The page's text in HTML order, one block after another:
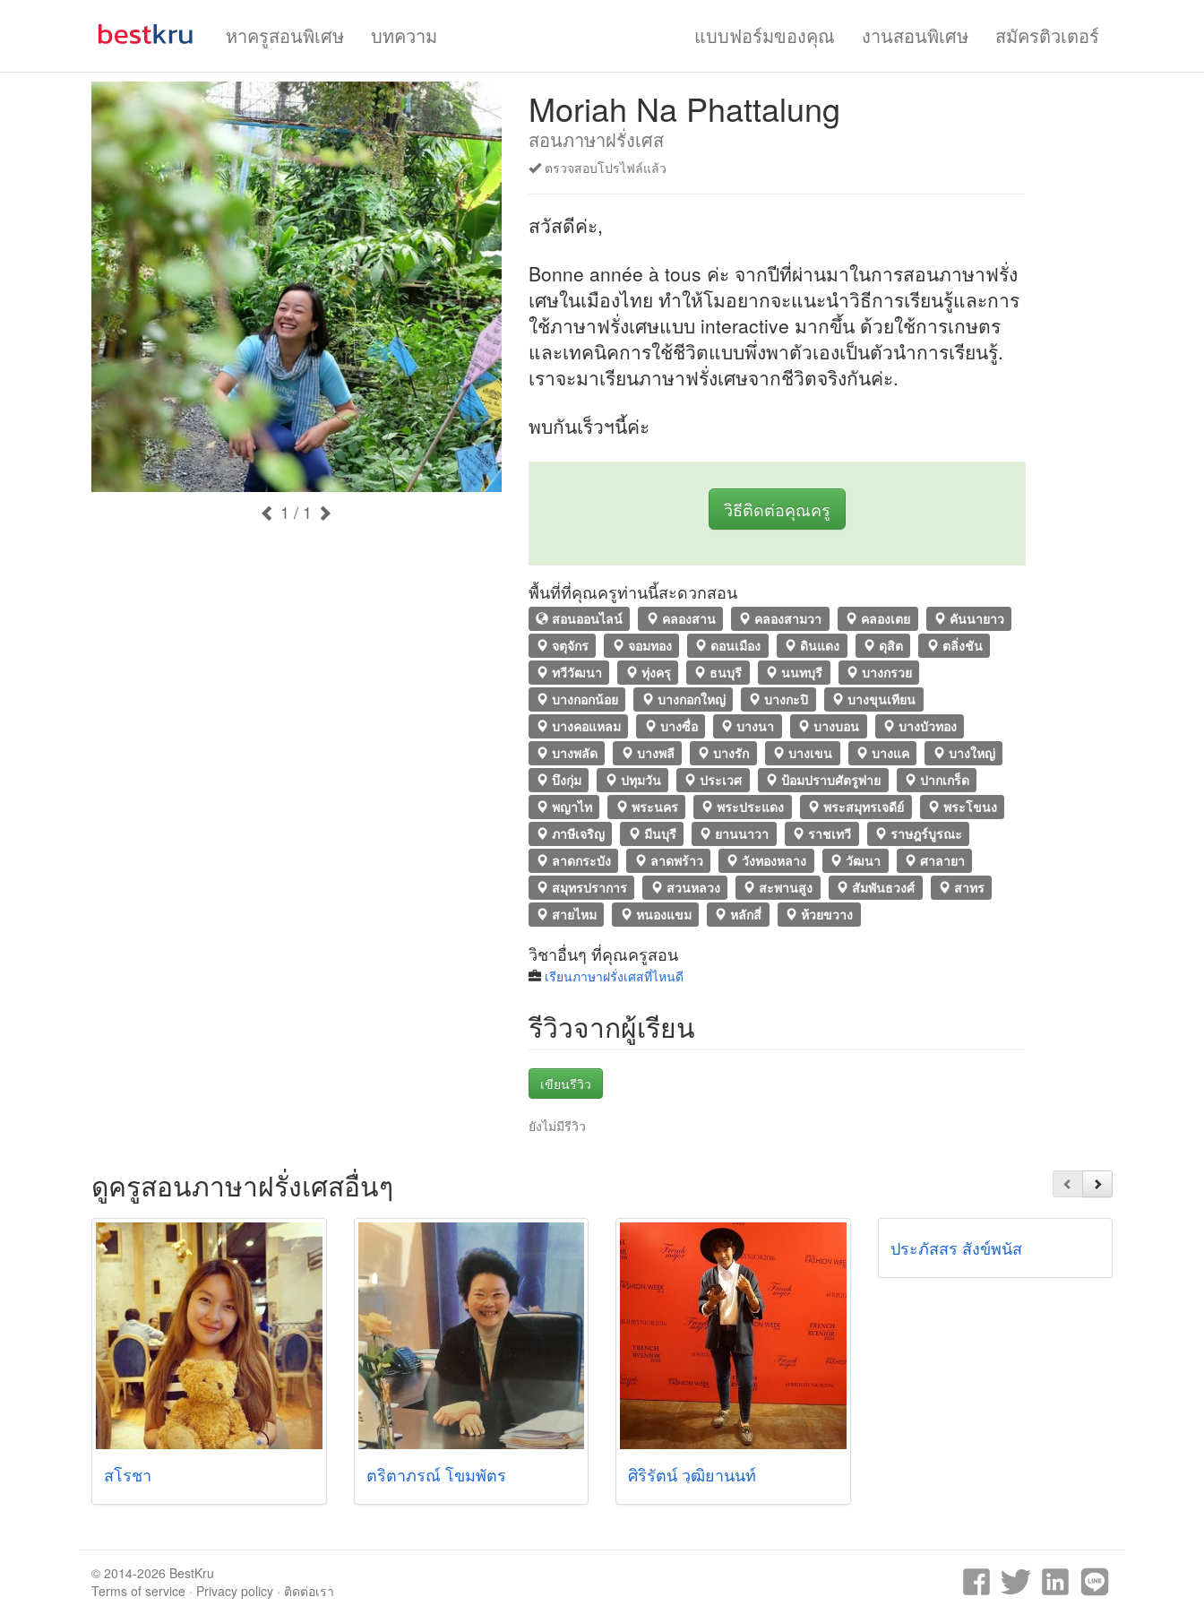
หาครูสอนพิเศษ บทความ แบบฟอร์มของคุณ งานสอนพิเศษ สมัครติวเตอร์
1 / 1
Moriah Na Phattalung
สอนภาษาฝรั่งเศส
ตรวจสอบโปรไฟล์แล้ว
สวัสดีค่ะ,
Bonne année à tous ค่ะ จากปีที่ผ่านมาในการสอนภาษาฟรั่ง
เศษในเมืองไทย ทำให้โมอยากจะแนะนำวิธีการเรียนรู้และการ
ใช้ภาษาฟรั่งเศษแบบ interactive มากขึ้น ด้วยใช้การเกษตร
และเทคนิคการใช้ชีวิตแบบพึ่งพาตัวเองเป็นตัวนำการเรียนรู้.
เราจะมาเรียนภาษาฟรั่งเศษจากชีวิตจริงกันค่ะ.
พบกันเร็วฯนี้ค่ะ
วิธีติดต่อคุณครู
พื้นที่ที่คุณครูท่านนี้สะดวกสอน
สอนออนไลน์ คลองสาน คลองสามวา คลองเตย
คันนายาว
จตุจักร
จอมทอง ดอนเมือง ดินแดง ดุสิต
ตลิ่งชัน
ทวีวัฒนา
ทุ่งครุ ธนบุรี นนทบุรี
บางกรวย
บางกอกน้อย
บางกอกใหญ่ บางกะปิ
บางขุนเทียน
บางคอแหลม
บางซื่อ บางนา บางบอน
บางบัวทอง
บางพลัด
บางพลี บางรัก บางเขน บางแค
บางใหญ่
บึงกุ่ม
ปทุมวัน ประเวศ ป้อมปราบศัตรูพ่าย
ปากเกร็ด
พญาไท
พระนคร พระประแดง พระสมุทรเจดีย์
พระโขนง
ภาษีเจริญ
มีนบุรี ยานนาวา ราชเทวี
ราษฎร์บูรณะ
ลาดกระบัง
ลาดพร้าว วังทองหลาง วัฒนา
ศาลายา
สมุทรปราการ
สวนหลวง สะพานสูง สัมพันธวงศ์
สาทร
สายไหม
หนองแขม หลักสี่ ห้วยขวาง
วิชาอื่นๆ ที่คุณครูสอน
เรียนภาษาฝรั่งเศสที่ไหนดี
รีวิวจากผู้เรียน
เขียนรีวิว
ยังไม่มีรีวิว
ดูครูสอนภาษาฝรั่งเศสอื่นๆ
สโรชา ตริตาภรณ์ โขมพัตร ศิริรัตน์ วุฒิยานนท์
ประภัสสร สังข์พนัส
© 2014-2026 BestKru
Terms of service · Privacy policy · ติดต่อเรา